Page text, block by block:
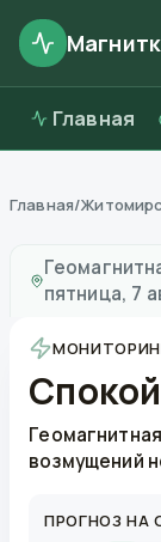
Главная
Главная/
пятница, 7
возмущений
ПРОГНОЗ НА